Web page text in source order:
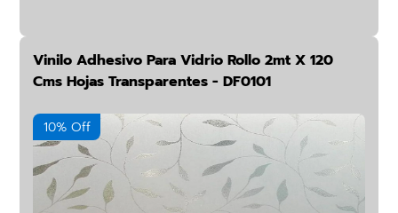
Vinilo Adhesivo Para Vidrio Rollo 2mt X 120
Cms Hojas Transparentes - DF0101
10% Off